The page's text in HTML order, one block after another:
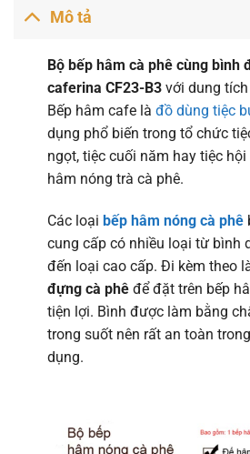
Mô tả
Bộ bếp hâm cà phê cùng bình
caferina CF23-B3với dung tích
Bếp hâm cafe là đồ dùng tiệc
dụng phổ biến trong tổ chức
ngọt, tiệc cuối năm hay tiệc
hâm nóng trà cà phê.
Các loại bếp hâm nóng cà phê
cung cấp có nhiều loại từ bình
đến loại cao cấp. Đi kèm theo
đựng cà phêđể đặt trên bếp
tiện lợi. Bình được làm bằng
trong suốt nên rất an toàn
dụng.